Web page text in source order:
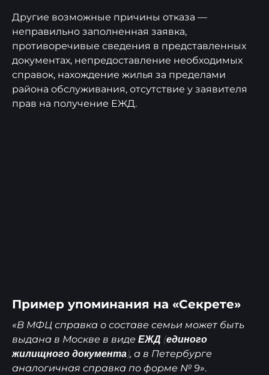
Другие возможные причины отказа —
неправильно заполненная заявка,
противоречивые сведения в представленных
документах, непредоставление необходимых
справок, нахождение жилья за пределами
района обслуживания, отсутствие у заявителя
прав на получение ЕЖД.
Пример упоминания на «Секрете»
«В МФЦ справка о составе семьи может быть
выдана в Москве в виде ЕЖД (единого
жилищного документа), а в Петербурге
аналогичная справка по форме № 9».